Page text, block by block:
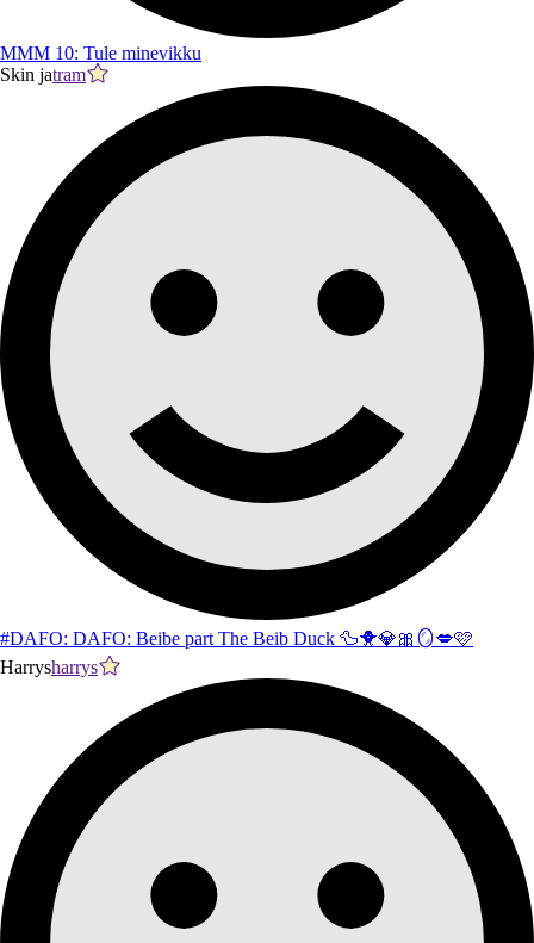
MMM 10: Tule minevikku
Skin jatram
#DAFO: DAFO: Beibe part The Beib Duck 🦆🐥💎🎀🪞💋🩷
Harrysharrys